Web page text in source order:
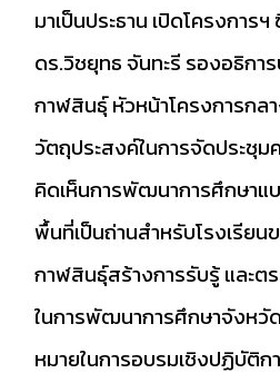
มาเป็นประธาน เปิดโครงกา
ดร.วิชยุทธ จันทะรี รองอธิกา
กาฬสินธุ์ หัวหน้าโครงการกล
วัตถุประสงค์ในการจัดประชุม
คิดเห็นการพัฒนาการศึกษาแ
พื้นที่เป็นถ่านสำหรับโรงเรียน
กาฬสินธุ์สร้างการรับรู้ และ
ในการพัฒนาการศึกษาจังหวั
หมายในการอบรมเชิงปฏิบัติ